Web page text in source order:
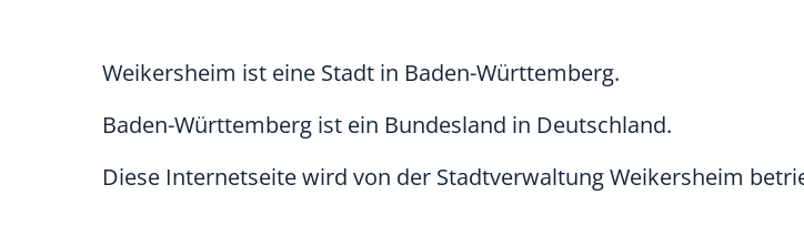
Weikersheim ist eine Stadt in Baden-Württemberg.
Baden-Württemberg ist ein Bundesland in Deutschland.
Diese Internetseite wird von der Stadtverwaltung Weikersheim